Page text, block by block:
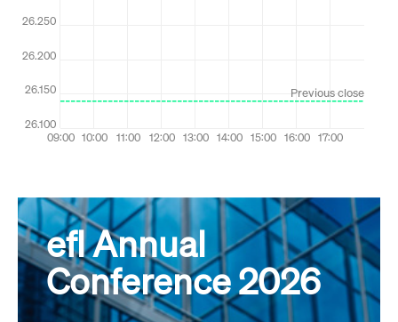
efl Annual
Conference 2026